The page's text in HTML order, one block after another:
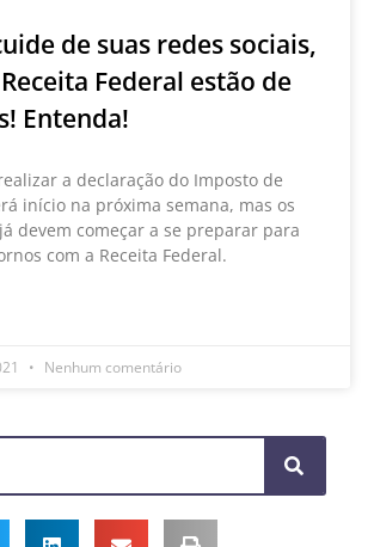
de suas redes sociais,
Federal estão de
Entenda!
a declaração do Imposto de
início na próxima semana, mas os
devem começar a se preparar para
com a Receita Federal.
Nenhum comentário